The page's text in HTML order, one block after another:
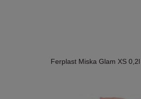
Ferplast Miska Glam XS